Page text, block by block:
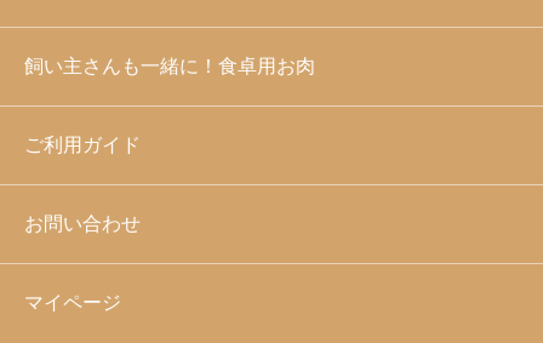
飼い主さんも一緒に！食卓用お肉
ご利用ガイド
お問い合わせ
マイページ